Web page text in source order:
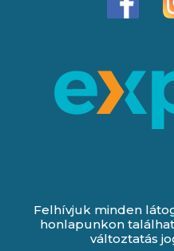
Felhívjuk minden
honlapunkon
változtatás